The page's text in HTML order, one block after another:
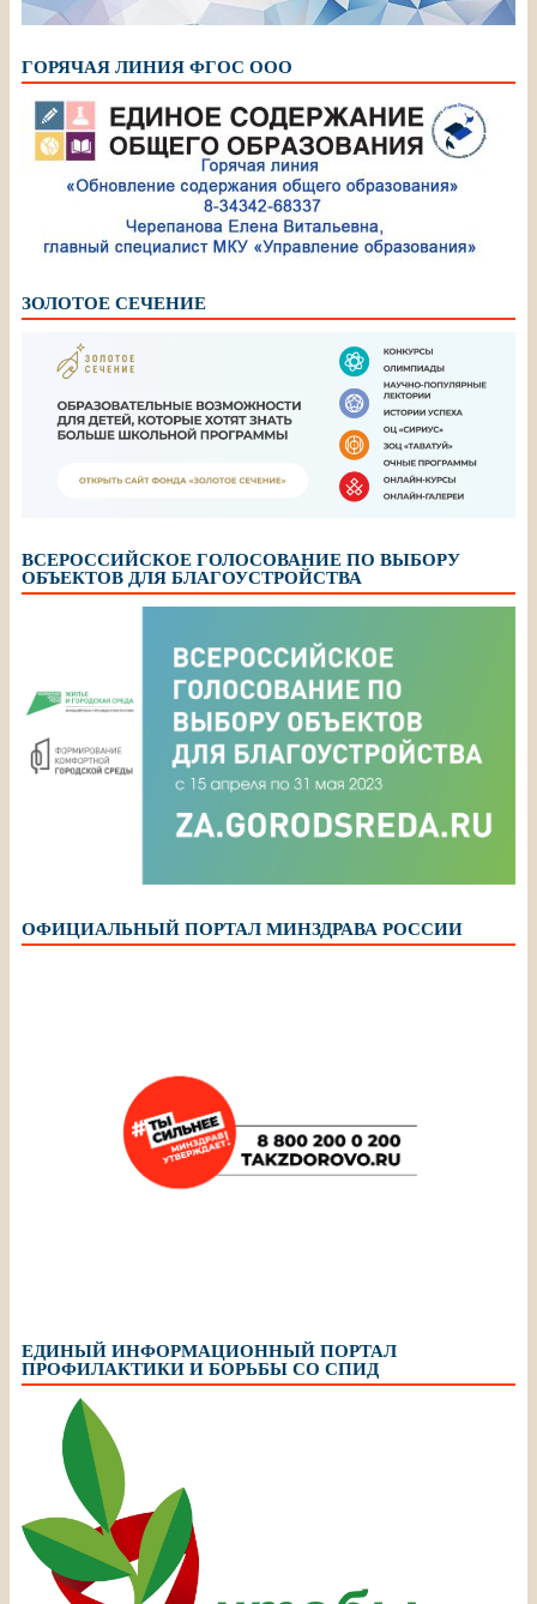
ГОРЯЧАЯ ЛИНИЯ ФГОС ООО
ЗОЛОТОЕ СЕЧЕНИЕ
ВСЕРОССИЙСКОЕ ГОЛОСОВАНИЕ ПО ВЫБОРУ
ОБЪЕКТОВ ДЛЯ БЛАГОУСТРОЙСТВА
ОФИЦИАЛЬНЫЙ ПОРТАЛ МИНЗДРАВА РОССИИ
ЕДИНЫЙ ИНФОРМАЦИОННЫЙ ПОРТАЛ
ПРОФИЛАКТИКИ И БОРЬБЫ СО СПИД